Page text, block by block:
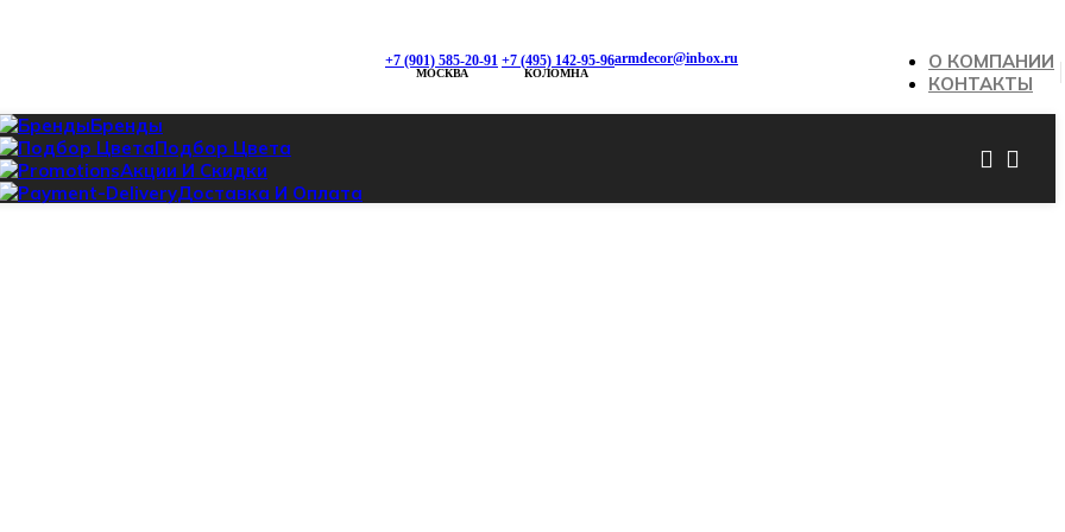
ТК «СТРОЙЛЕНД»
дом 88а Строение 3, Павильон 45
+7 (901) 585-20-91
МОСКВА
+7 (495) 142-95-96
КОЛОМНА
armdecor@inbox.ru
О КОМПАНИИ
КОНТАКТЫ
Бренды
Подбор Цвета
Акции И Скидки
Доставка И Оплата